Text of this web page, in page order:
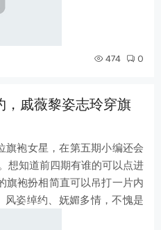
474 0
，戚薇黎姿志玲穿旗
旗袍女星，在第五期小编还会
想知道前四期有谁的可以点进
旗袍扮相简直可以吊打一片内
风姿绰约、妩媚多情，不愧是